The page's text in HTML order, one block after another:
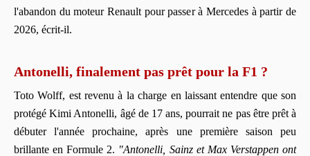
l'abandon du moteur Renault pour passer à Mercedes à partir de
2026, écrit-il.
Antonelli, finalement pas prêt pour la F1 ?
Toto Wolff, est revenu à la charge en laissant entendre que son
protégé Kimi Antonelli, âgé de 17 ans, pourrait ne pas être prêt à
débuter l'année prochaine, après une première saison peu
brillante en Formule 2. "Antonelli, Sainz et Max Verstappen ont